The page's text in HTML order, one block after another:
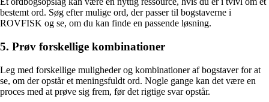
bestemt ord. Søg efter mulige ord, der passer til bogstaverne i
ROVFISK og se, om du kan finde en passende løsning.
5. Prøv forskellige kombinationer
Leg med forskellige muligheder og kombinationer af bogstaver for at
se, om der opstår et meningsfuldt ord. Nogle gange kan det være en
proces med at prøve sig frem, før det rigtige svar opstår.